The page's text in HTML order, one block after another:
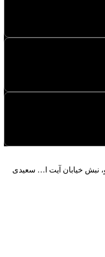
نبش خیابان آیت ا… سعیدی